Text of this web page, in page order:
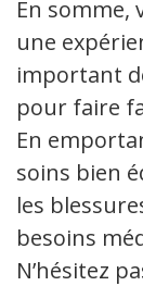
En somme,
une
important
pour faire
En
soins bien
les
besoins
N’hésitez